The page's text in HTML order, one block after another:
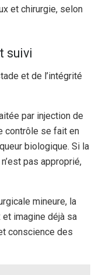
et chirurgie, selon
suivi
et de l’intégrité
par injection de
contrôle se fait en
biologique. Si la
pas approprié,
mineure, la
et imagine déjà sa
conscience des